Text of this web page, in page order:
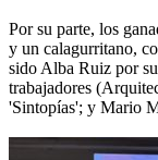
Por su parte, los
y un calagurritano,
sido Alba Ruiz por
trabajadores
'Sintopías'; y Mario